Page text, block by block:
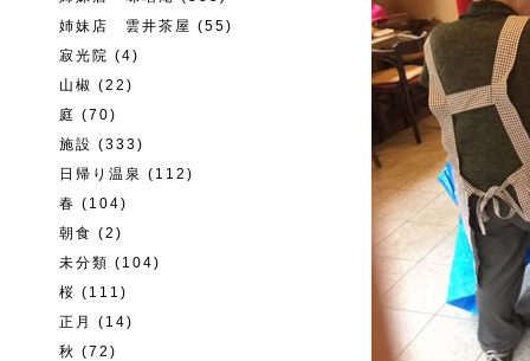
姉妹店 雲井茶屋 (55)
寂光院 (4)
山椒 (22)
庭 (70)
施設 (333)
日帰り温泉 (112)
春 (104)
朝食 (2)
未分類 (104)
桜 (111)
正月
(14)
秋 (72)